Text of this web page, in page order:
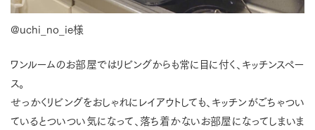
@uchi_no_ie様
ワンルームのお部屋ではリビングからも常に目に付く、キッチンスペー
ス。
せっかくリビングをおしゃれにレイアウトしても、キッチンがごちゃつい
ているとついつい気になって、落ち着かないお部屋になってしまいま